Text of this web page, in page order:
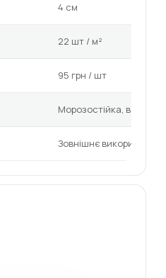
4 см
22 шт / м²
95 грн / шт
Морозостійка,
Зовнішнє використання